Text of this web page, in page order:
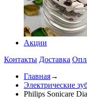
Акции
Контакты Доставка
Главная→
Электрические
Philips Sonicare